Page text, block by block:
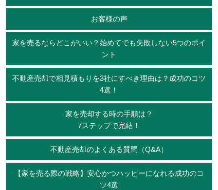
お客様の声
家を売るならどこがいい？始めてでも失敗しない5つのポイ
ント
不動産売却で相見積もりを3社にすべき理由は？成功のコツ
4選！
家を売却する時の手順は？
7ステップで完結！
不動産売却のよくある質問（Q&A）
【家を売る際の戦略】安心かつハッピーになれる成功のコ
ツ4選